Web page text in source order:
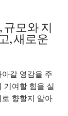
규모와 지
, 새로운
갈 영감을 주
기여할 힘을 실
향할지 알아